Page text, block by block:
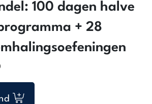
100 dagen halve
+ 28
Huidige
prijs
is: